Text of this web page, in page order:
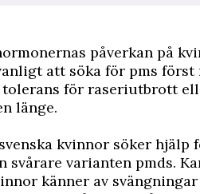
påverkan på
att söka för pms först
för raseriutbrott
länge.
kvinnor söker hjälp
svårare varianten pmds.
känner av